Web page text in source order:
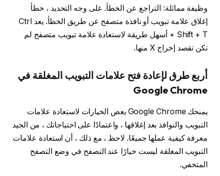
وظيفة مماثلة: التراجع عن الخطأ. على وجه التحديد ، خطأ
إغلاق علامة تبويب أو نافذة متصفح عن طريق الخطأ. يعد Ctrl
+ Shift + T أسهل طريقة لاستعادة علامة تبويب متصفح لم
تكن تقصد إخراج X منها.
أربع طرق لإعادة فتح علامات التبويب المغلقة في
Google Chrome
يمنحك Google Chrome بعض الخيارات لاستعادة علامات
التبويب والنوافذ بعد إغلاقها ، واعتمادًا على احتياجاتك ، من الجيد
معرفة كيفية عملها جميعًا. لاحظ ، مع ذلك ، أن استعادة علامات
التبويب المغلقة ليست خيارًا عند التصفح في وضع التصفح
المتخفي.